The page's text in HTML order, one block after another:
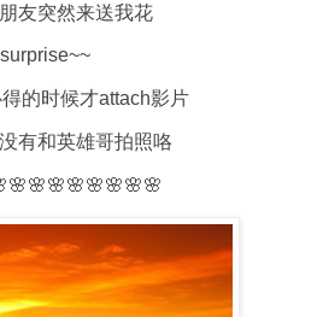
友突然来送我花
surprise~~
的时候才attach影片
有和英雄哥拍照咯